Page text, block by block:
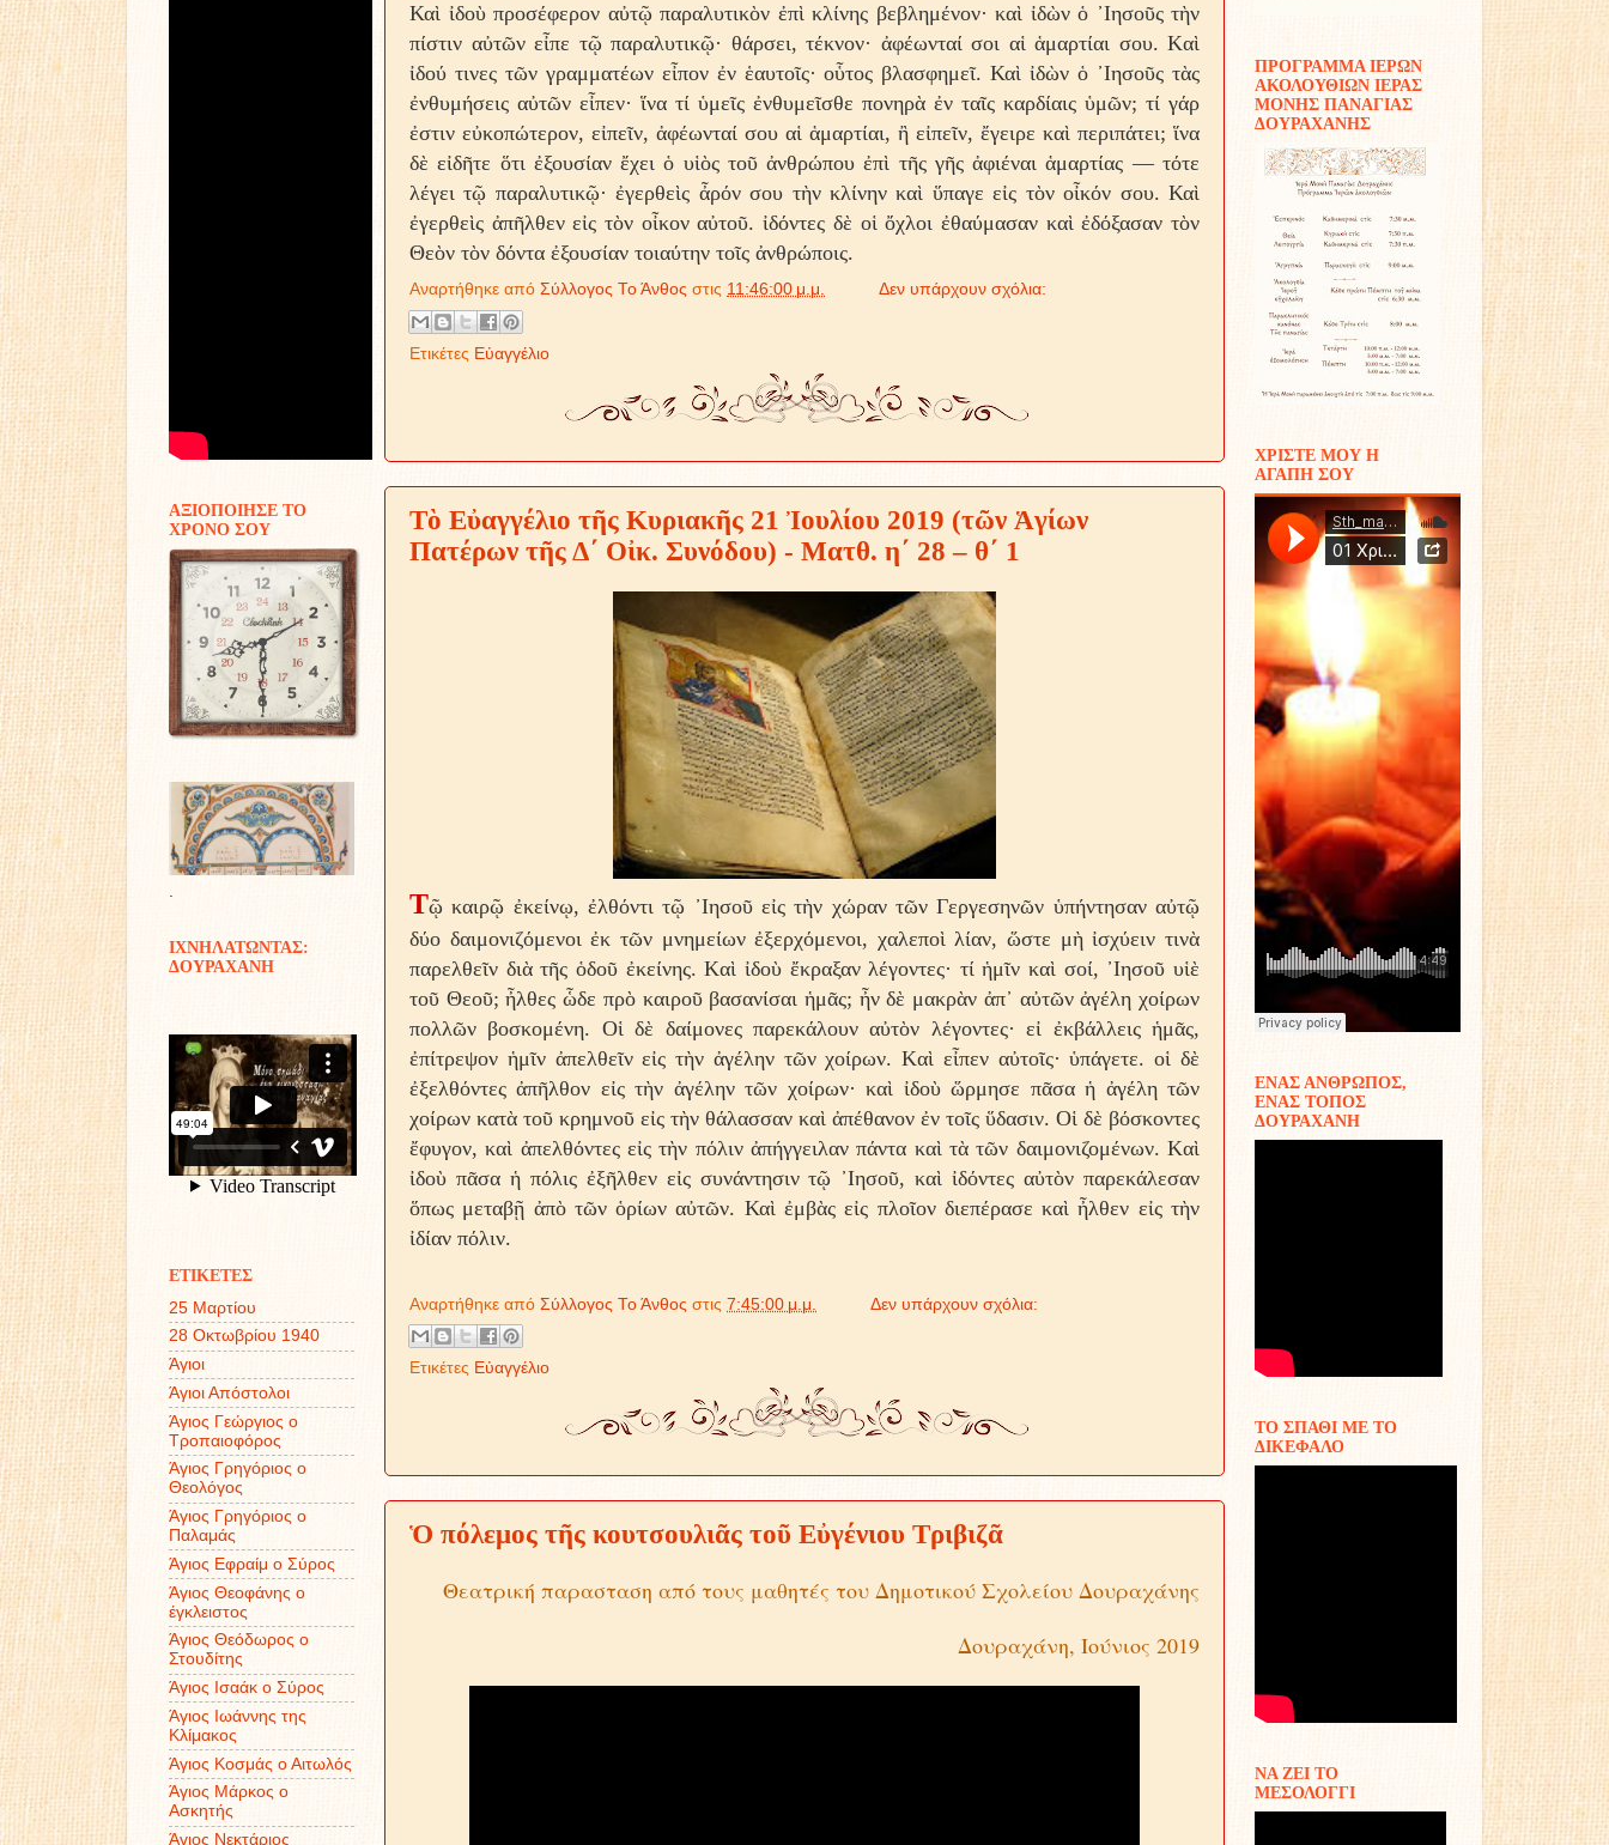
Καὶ ἰδοὺ προσέφερον αὐτῷ παραλυτικὸν ἐπὶ κλίνης βεβλημένον· καὶ ἰδὼν ὁ ᾿Ιησοῦς τὴν
πίστιν αὐτῶν εἶπε τῷ παραλυτικῷ· θάρσει, τέκνον· ἀφέωνταί σοι αἱ ἁμαρτίαι σου. Kαὶ
ἰδού τινες τῶν γραμματέων εἶπον ἐν ἑαυτοῖς· οὗτος βλασφημεῖ. Καὶ ἰδὼν ὁ ᾿Ιησοῦς τὰς
ἐνθυμήσεις αὐτῶν εἶπεν· ἵνα τί ὑμεῖς ἐνθυμεῖσθε πονηρὰ ἐν ταῖς καρδίαις ὑμῶν; τί γάρ
ἐστιν εὐκοπώτερον, εἰπεῖν, ἀφέωνταί σου αἱ ἁμαρτίαι, ἢ εἰπεῖν, ἔγειρε καὶ περιπάτει; ἵνα
δὲ εἰδῆτε ὅτι ἐξουσίαν ἔχει ὁ υἱὸς τοῦ ἀνθρώπου ἐπὶ τῆς γῆς ἀφιέναι ἁμαρτίας — τότε
λέγει τῷ παραλυτικῷ· ἐγερθεὶς ἆρόν σου τὴν κλίνην καὶ ὕπαγε εἰς τὸν οἶκόν σου. Καὶ
ἐγερθεὶς ἀπῆλθεν εἰς τὸν οἶκον αὐτοῦ. ἰδόντες δὲ οἱ ὄχλοι ἐθαύμασαν καὶ ἐδόξασαν τὸν
Θεὸν τὸν δόντα ἐξουσίαν τοιαύτην τοῖς ἀνθρώποις.
Αναρτήθηκε από Σύλλογος Το Άνθος στις 11:46:00 μ.μ. Δεν υπάρχουν σχόλια:
Ετικέτες Εὐαγγέλιο
Τὸ Εὐαγγέλιο τῆς Κυριακῆς 21 Ἰουλίου 2019 (τῶν Ἁγίων
Πατέρων τῆς Δ΄ Οἰκ. Συνόδου) - Ματθ. η΄ 28 – θ΄ 1
Τῷ καιρῷ ἐκείνῳ, ἐλθόντι τῷ ᾿Ιησοῦ εἰς τὴν χώραν τῶν Γεργεσηνῶν ὑπήντησαν αὐτῷ
δύο δαιμονιζόμενοι ἐκ τῶν μνημείων ἐξερχόμενοι, χαλεποὶ λίαν, ὥστε μὴ ἰσχύειν τινὰ
παρελθεῖν διὰ τῆς ὁδοῦ ἐκείνης. Kαὶ ἰδοὺ ἔκραξαν λέγοντες· τί ἡμῖν καὶ σοί, ᾿Ιησοῦ υἱὲ
τοῦ Θεοῦ; ἦλθες ὧδε πρὸ καιροῦ βασανίσαι ἡμᾶς; ἦν δὲ μακρὰν ἀπ᾿ αὐτῶν ἀγέλη χοίρων
πολλῶν βοσκομένη. Oἱ δὲ δαίμονες παρεκάλουν αὐτὸν λέγοντες· εἰ ἐκβάλλεις ἡμᾶς,
ἐπίτρεψον ἡμῖν ἀπελθεῖν εἰς τὴν ἀγέλην τῶν χοίρων. Kαὶ εἶπεν αὐτοῖς· ὑπάγετε. οἱ δὲ
ἐξελθόντες ἀπῆλθον εἰς τὴν ἀγέλην τῶν χοίρων· καὶ ἰδοὺ ὥρμησε πᾶσα ἡ ἀγέλη τῶν
χοίρων κατὰ τοῦ κρημνοῦ εἰς τὴν θάλασσαν καὶ ἀπέθανον ἐν τοῖς ὕδασιν. Oἱ δὲ βόσκοντες
ἔφυγον, καὶ ἀπελθόντες εἰς τὴν πόλιν ἀπήγγειλαν πάντα καὶ τὰ τῶν δαιμονιζομένων. Kαὶ
ἰδοὺ πᾶσα ἡ πόλις ἐξῆλθεν εἰς συνάντησιν τῷ ᾿Ιησοῦ, καὶ ἰδόντες αὐτὸν παρεκάλεσαν
ὅπως μεταβῇ ἀπὸ τῶν ὁρίων αὐτῶν. Καὶ ἐμβὰς εἰς πλοῖον διεπέρασε καὶ ἦλθεν εἰς τὴν
ἰδίαν πόλιν.
Αναρτήθηκε από Σύλλογος Το Άνθος στις 7:45:00 μ.μ. Δεν υπάρχουν σχόλια:
Ετικέτες Εὐαγγέλιο
Ὁ πόλεμος τῆς κουτσουλιᾶς τοῦ Εὐγένιου Τριβιζᾶ
Θεατρική παρασταση από τους μαθητές του Δημοτικού Σχολείου Δουραχάνης
Δουραχάνη, Ιούνιος 2019
ΑΞΙΟΠΟΙΗΣΕ ΤΟ
ΧΡΟΝΟ ΣΟΥ
.
ΙΧΝΗΛΑΤΩΝΤΑΣ:
ΔΟΥΡΑΧΑΝΗ
ΕΤΙΚΕΤΕΣ
25 Μαρτίου
28 Οκτωβρίου 1940
Άγιοι
Άγιοι Απόστολοι
Άγιος Γεώργιος ο
Τροπαιοφόρος
Άγιος Γρηγόριος ο
Θεολόγος
Άγιος Γρηγόριος ο
Παλαμάς
Άγιος Εφραίμ ο Σύρος
Άγιος Θεοφάνης ο
έγκλειστος
Άγιος Θεόδωρος ο
Στουδίτης
Άγιος Ισαάκ ο Σύρος
Άγιος Ιωάννης της
Κλίμακος
Άγιος Κοσμάς ο Αιτωλός
Άγιος Μάρκος ο
Ασκητής
Άγιος Νεκτάριος
ΠΡΟΓΡΑΜΜΑ ΙΕΡΩΝ
ΑΚΟΛΟΥΘΙΩΝ ΙΕΡΑΣ
ΜΟΝΗΣ ΠΑΝΑΓΙΑΣ
ΔΟΥΡΑΧΑΝΗΣ
ΧΡΙΣΤΕ ΜΟΥ Η
ΑΓΑΠΗ ΣΟΥ
ΕΝΑΣ ΑΝΘΡΩΠΟΣ,
ΕΝΑΣ ΤΟΠΟΣ
ΔΟΥΡΑΧΑΝΗ
ΤΟ ΣΠΑΘΙ ΜΕ ΤΟ
ΔΙΚΕΦΑΛΟ
ΝΑ ΖΕΙ ΤΟ
ΜΕΣΟΛΟΓΓΙ